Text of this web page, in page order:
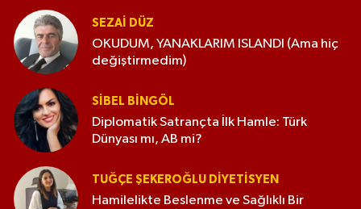
SEZAI DÜZ
OKUDUM, YANAKLARIM ISLANDI (Ama hiç
değiştirmedim)
SIBEL BINGÖL
Diplomatik Satrançta İlk Hamle: Türk
Dünyası mı, AB mi?
TUĞÇE ŞEKEROĞLU DIYETISYEN
Hamilelikte Beslenme ve Sağlıklı Bir